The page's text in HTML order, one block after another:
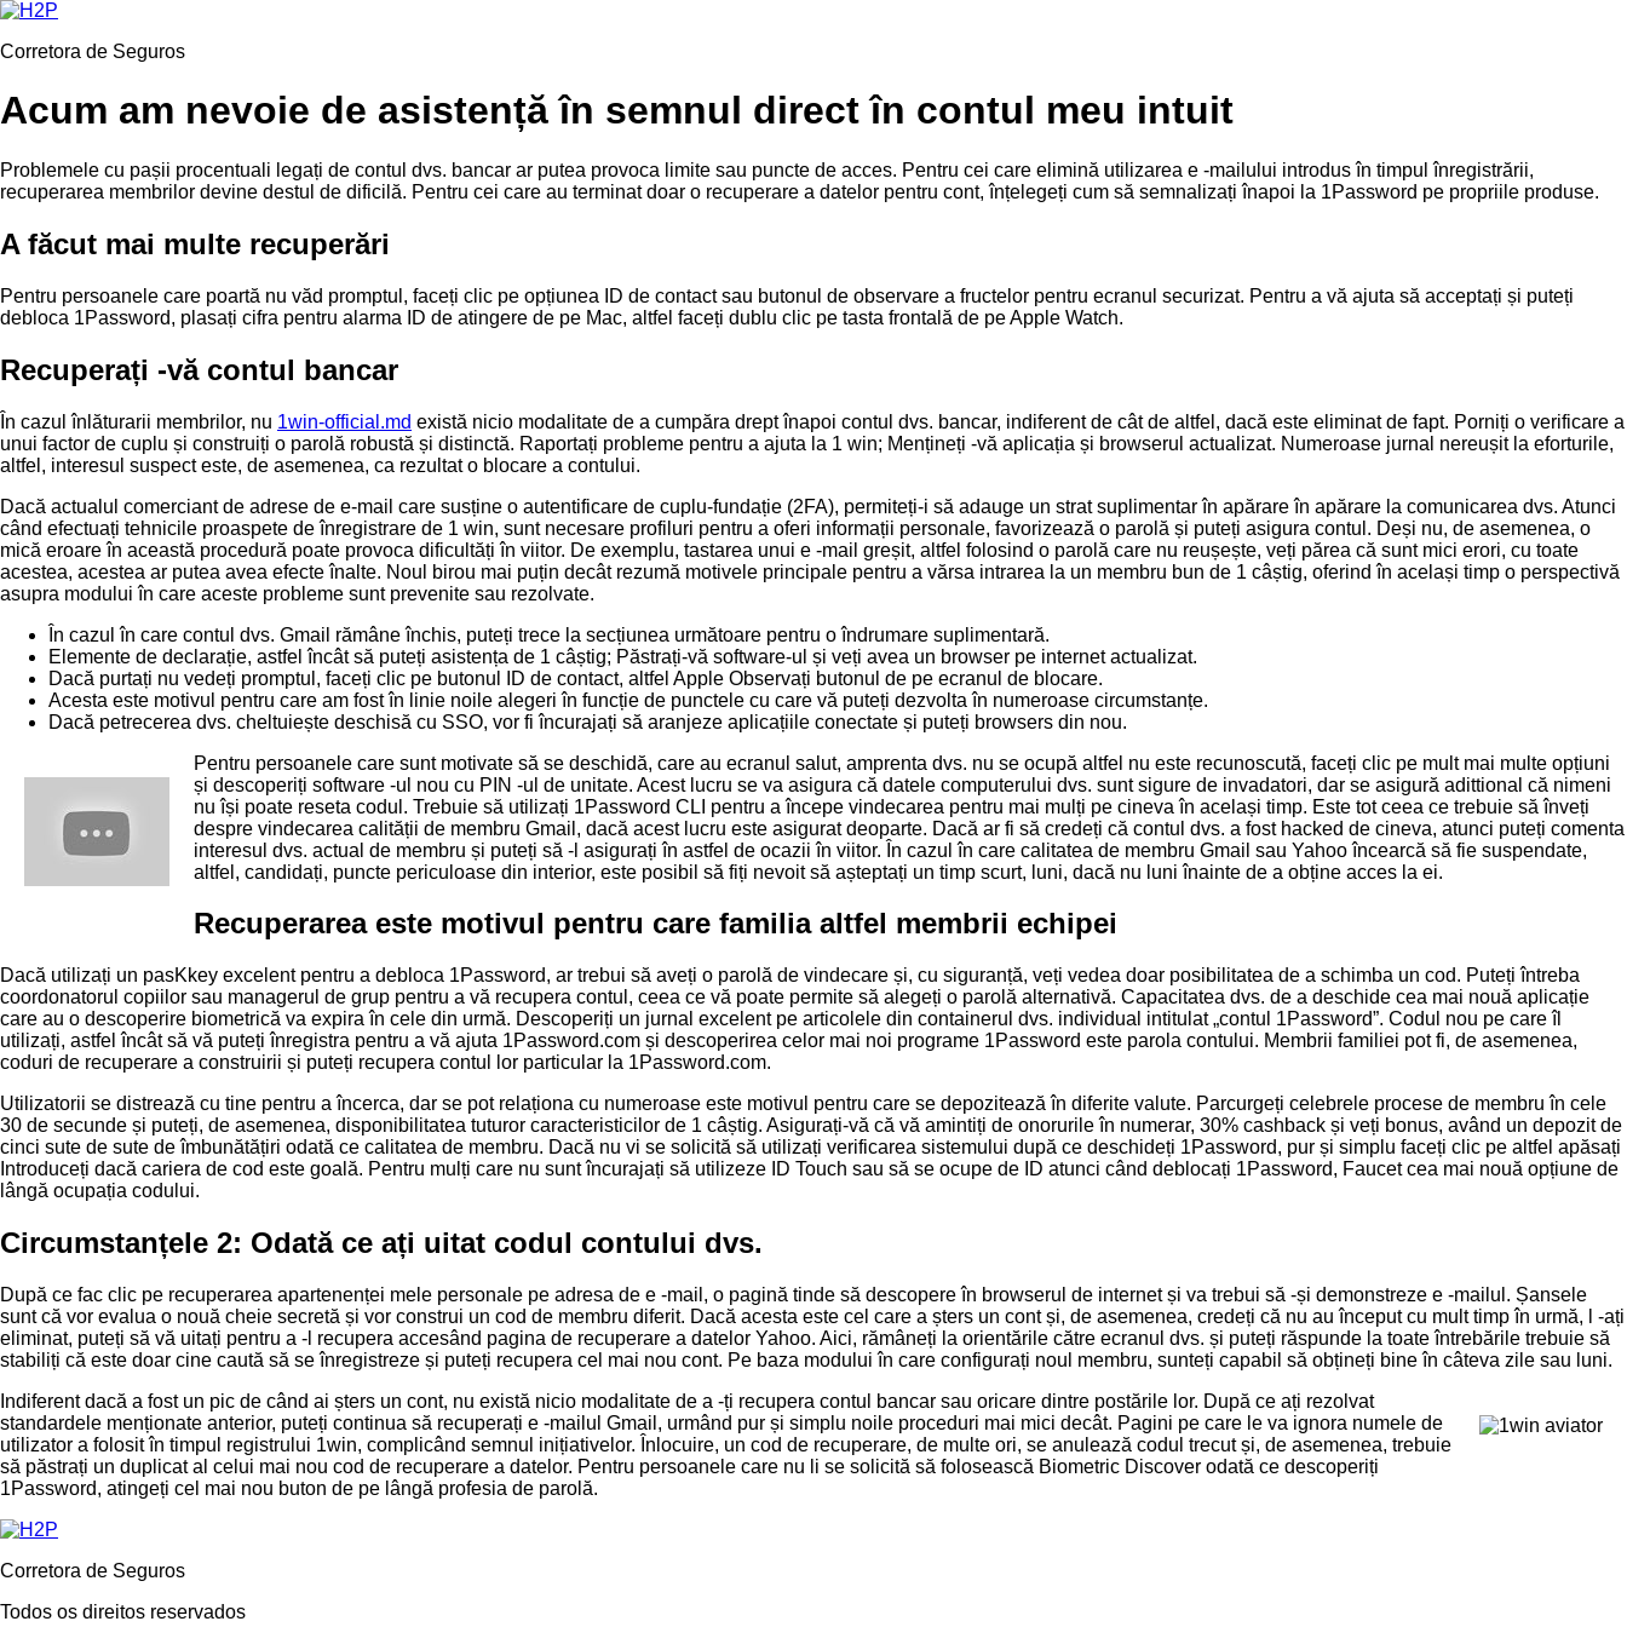
Ir
o
Corretora de Seguros
Acum am nevoie de asistență în semnul direct în contul meu intuit
Problemele cu pașii procentuali legați de contul dvs. bancar ar putea provoca limite sau puncte de acces. Pentru cei care elimină utilizarea e -mailului introdus în timpul înregistrării,
recuperarea membrilor devine destul de dificilă. Pentru cei care au terminat doar o recuperare a datelor pentru cont, înțelegeți cum să semnalizați înapoi la 1Password pe propriile produse.
A făcut mai multe recuperări
Pentru persoanele care poartă nu văd promptul, faceți clic pe opțiunea ID de contact sau butonul de observare a fructelor pentru ecranul securizat. Pentru a vă ajuta să acceptați și puteți
debloca 1Password, plasați cifra pentru alarma ID de atingere de pe Mac, altfel faceți dublu clic pe tasta frontală de pe Apple Watch.
Recuperați -vă contul bancar
În cazul înlăturarii membrilor, nu 1win-official.md există nicio modalitate de a cumpăra drept înapoi contul dvs. bancar, indiferent de cât de altfel, dacă este eliminat de fapt. Porniți o verificare a
unui factor de cuplu și construiți o parolă robustă și distinctă. Raportați probleme pentru a ajuta la 1 win; Mențineți -vă aplicația și browserul actualizat. Numeroase jurnal nereușit la eforturile,
altfel, interesul suspect este, de asemenea, ca rezultat o blocare a contului.
Dacă actualul comerciant de adrese de e-mail care susține o autentificare de cuplu-fundație (2FA), permiteți-i să adauge un strat suplimentar în apărare în apărare la comunicarea dvs. Atunci
când efectuați tehnicile proaspete de înregistrare de 1 win, sunt necesare profiluri pentru a oferi informații personale, favorizează o parolă și puteți asigura contul. Deși nu, de asemenea, o
mică eroare în această procedură poate provoca dificultăți în viitor. De exemplu, tastarea unui e -mail greșit, altfel folosind o parolă care nu reușește, veți părea că sunt mici erori, cu toate
acestea, acestea ar putea avea efecte înalte. Noul birou mai puțin decât rezumă motivele principale pentru a vărsa intrarea la un membru bun de 1 câștig, oferind în același timp o perspectivă
asupra modului în care aceste probleme sunt prevenite sau rezolvate.
În cazul în care contul dvs. Gmail rămâne închis, puteți trece la secțiunea următoare pentru o îndrumare suplimentară.
Elemente de declarație, astfel încât să puteți asistența de 1 câștig; Păstrați-vă software-ul și veți avea un browser pe internet actualizat.
Dacă purtați nu vedeți promptul, faceți clic pe butonul ID de contact, altfel Apple Observați butonul de pe ecranul de blocare.
Acesta este motivul pentru care am fost în linie noile alegeri în funcție de punctele cu care vă puteți dezvolta în numeroase circumstanțe.
Dacă petrecerea dvs. cheltuiește deschisă cu SSO, vor fi încurajați să aranjeze aplicațiile conectate și puteți browsers din nou.
Pentru persoanele care sunt motivate să se deschidă, care au ecranul salut, amprenta dvs. nu se ocupă altfel nu este recunoscută, faceți clic pe mult mai multe opțiuni
și descoperiți software -ul nou cu PIN -ul de unitate. Acest lucru se va asigura că datele computerului dvs. sunt sigure de invadatori, dar se asigură adittional că nimeni
nu își poate reseta codul. Trebuie să utilizați 1Password CLI pentru a începe vindecarea pentru mai mulți pe cineva în același timp. Este tot ceea ce trebuie să înveți
despre vindecarea calității de membru Gmail, dacă acest lucru este asigurat deoparte. Dacă ar fi să credeți că contul dvs. a fost hacked de cineva, atunci puteți comenta
interesul dvs. actual de membru și puteți să -l asigurați în astfel de ocazii în viitor. În cazul în care calitatea de membru Gmail sau Yahoo încearcă să fie suspendate,
altfel, candidați, puncte periculoase din interior, este posibil să fiți nevoit să așteptați un timp scurt, luni, dacă nu luni înainte de a obține acces la ei.
Recuperarea este motivul pentru care familia altfel membrii echipei
Dacă utilizați un pasKkey excelent pentru a debloca 1Password, ar trebui să aveți o parolă de vindecare și, cu siguranță, veți vedea doar posibilitatea de a schimba un cod. Puteți întreba
coordonatorul copiilor sau managerul de grup pentru a vă recupera contul, ceea ce vă poate permite să alegeți o parolă alternativă. Capacitatea dvs. de a deschide cea mai nouă aplicație
care au o descoperire biometrică va expira în cele din urmă. Descoperiți un jurnal excelent pe articolele din containerul dvs. individual intitulat „contul 1Password”. Codul nou pe care îl
utilizați, astfel încât să vă puteți înregistra pentru a vă ajuta 1Password.com și descoperirea celor mai noi programe 1Password este parola contului. Membrii familiei pot fi, de asemenea,
coduri de recuperare a construirii și puteți recupera contul lor particular la 1Password.com.
Utilizatorii se distrează cu tine pentru a încerca, dar se pot relaționa cu numeroase este motivul pentru care se depozitează în diferite valute. Parcurgeți celebrele procese de membru în cele
30 de secunde și puteți, de asemenea, disponibilitatea tuturor caracteristicilor de 1 câștig. Asigurați-vă că vă amintiți de onorurile în numerar, 30% cashback și veți bonus, având un depozit de
cinci sute de sute de îmbunătățiri odată ce calitatea de membru. Dacă nu vi se solicită să utilizați verificarea sistemului după ce deschideți 1Password, pur și simplu faceți clic pe altfel apăsați
Introduceți dacă cariera de cod este goală. Pentru mulți care nu sunt încurajați să utilizeze ID Touch sau să se ocupe de ID atunci când deblocați 1Password, Faucet cea mai nouă opțiune de
lângă ocupația codului.
Circumstanțele 2: Odată ce ați uitat codul contului dvs.
După ce fac clic pe recuperarea apartenenței mele personale pe adresa de e -mail, o pagină tinde să descopere în browserul de internet și va trebui să -și demonstreze e -mailul. Șansele
sunt că vor evalua o nouă cheie secretă și vor construi un cod de membru diferit. Dacă acesta este cel care a șters un cont și, de asemenea, credeți că nu au început cu mult timp în urmă, l -ați
eliminat, puteți să vă uitați pentru a -l recupera accesând pagina de recuperare a datelor Yahoo. Aici, rămâneți la orientările către ecranul dvs. și puteți răspunde la toate întrebările trebuie să
stabiliți că este doar cine caută să se înregistreze și puteți recupera cel mai nou cont. Pe baza modului în care configurați noul membru, sunteți capabil să obțineți bine în câteva zile sau luni.
Indiferent dacă a fost un pic de când ai șters un cont, nu există nicio modalitate de a -ți recupera contul bancar sau oricare dintre postările lor. După ce ați rezolvat
standardele menționate anterior, puteți continua să recuperați e -mailul Gmail, urmând pur și simplu noile proceduri mai mici decât. Pagini pe care le va ignora numele de
utilizator a folosit în timpul registrului 1win, complicând semnul inițiativelor. Înlocuire, un cod de recuperare, de multe ori, se anulează codul trecut și, de asemenea, trebuie
să păstrați un duplicat al celui mai nou cod de recuperare a datelor. Pentru persoanele care nu li se solicită să folosească Biometric Discover odată ce descoperiți
1Password, atingeți cel mai nou buton de pe lângă profesia de parolă.
Corretora de Seguros
Todos os direitos reservados